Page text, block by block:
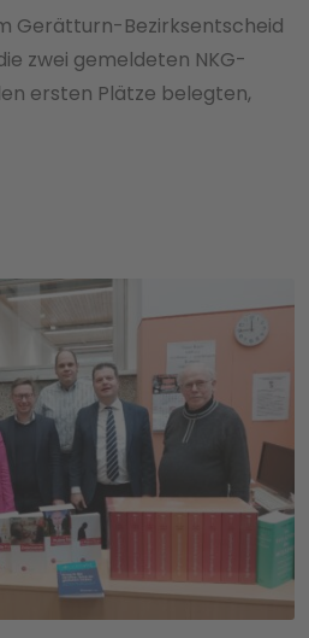
Gerätturn-Bezirksentscheid
zwei gemeldeten NKG-
ersten Plätze belegten,